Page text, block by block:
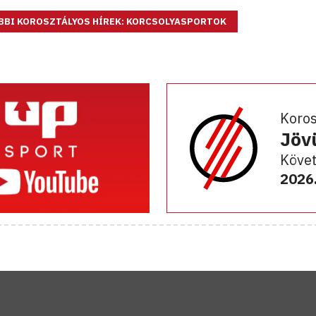
KOROSZTÁLYOS HÍREK: KORCSOLYASPORTOK